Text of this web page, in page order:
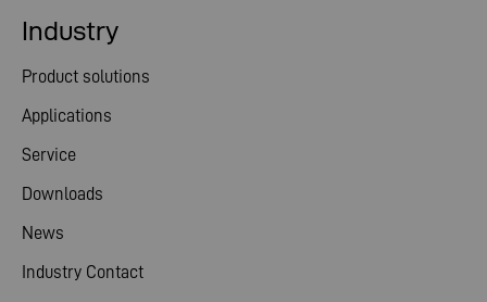
Industry
Product solutions
Applications
Service
Downloads
News
Industry Contact